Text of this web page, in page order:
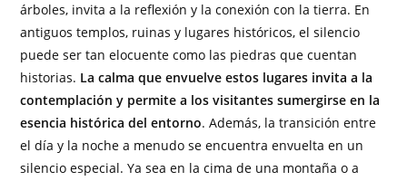
árboles, invita a la reflexión y la conexión con la tierra. En
antiguos templos, ruinas y lugares históricos, el silencio
puede ser tan elocuente como las piedras que cuentan
historias. La calma que envuelve estos lugares invita a la
contemplación y permite a los visitantes sumergirse en la
esencia histórica del entorno. Además, la transición entre
el día y la noche a menudo se encuentra envuelta en un
silencio especial. Ya sea en la cima de una montaña o a